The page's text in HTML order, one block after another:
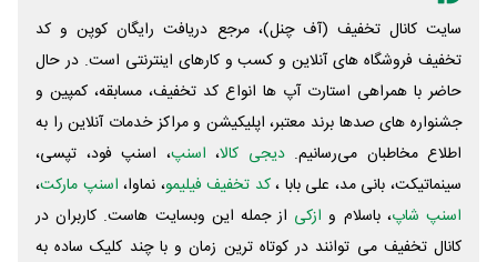
سایت کانال تخفیف (آف چنل)، مرجع دریافت رایگان کوپن و کد
تخفیف فروشگاه های آنلاین و کسب و‌ کارهای اینترنتی است. در حال
حاضر با همراهی استارت آپ ها انواع کد تخفیف، مسابقه، کمپین و
جشنواره های صدها برند معتبر، اپلیکیشن و مراکز خدمات آنلاین را به
اطلاع مخاطبان می‌رسانیم. دیجی کالا، اسنپ، اسنپ فود، تپسی،
سینماتیکت، بانی مد، علی‌ بابا ،کد تخفیف فیلیمو، نماوا، اسنپ مارکت،
اسنپ شاپ، باسلام و ازکی از جمله این وبسایت ‌هاست. کاربران در
کانال تخفیف می توانند در کوتاه ترین زمان و با چند کلیک ساده به